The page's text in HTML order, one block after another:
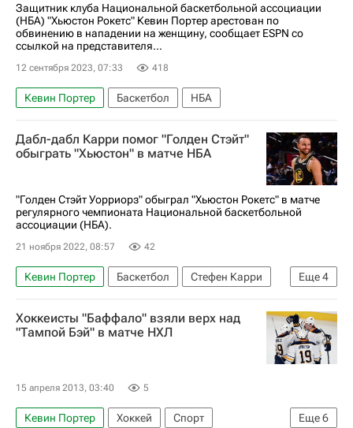
Защитник клуба Национальной баскетбольной ассоциации
(НБА) "Хьюстон Рокетс" Кевин Портер арестован по
обвинению в нападении на женщину, сообщает ESPN со
ссылкой на представителя...
12 сентября 2023, 07:33 418
Кевин Портер Баскетбол НБА
Дабл-дабл Карри помог "Голден Стэйт"
обыграть "Хьюстон" в матче НБА
"Голден Стэйт Уорриорз" обыграл "Хьюстон Рокетс" в матче
регулярного чемпионата Национальной баскетбольной
ассоциации (НБА).
21 ноября 2022, 08:57 42
Еще4
Кевин Портер Баскетбол
Стефен Карри
Голден Стэйт Уорриорз
Вашингтон Уизардс
Хьюстон Рокетс
НБА
Хоккеисты "Баффало" взяли верх над
"Тампой Бэй" в матче НХЛ
15 апреля 2013, 03:40 5
Еще6
Кевин Портер Хоккей
Спорт